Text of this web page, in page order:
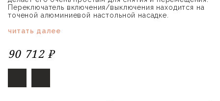
Переключатель включения/выключения находится на
точеной алюминиевой настольной насадке.
читать далее
90 712 ₽